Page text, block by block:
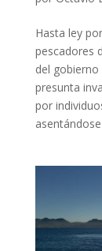
Hasta ley
pescadores
del
presunta
por
asentándose